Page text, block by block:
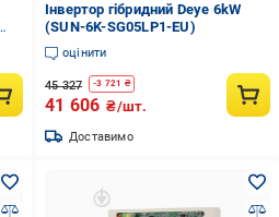
Інвертор гібридний Deye 6kW
(SUN-6K-SG05LP1-EU)
оцінити
45 327 -3 721 ₴
41 606 ₴/шт.
Доставимо